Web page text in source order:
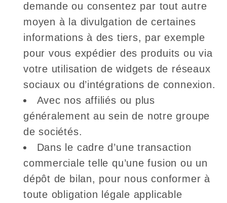
demande ou consentez par tout autre
moyen à la divulgation de certaines
informations à des tiers, par exemple
pour vous expédier des produits ou via
votre utilisation de widgets de réseaux
sociaux ou d’intégrations de connexion.
Avec nos affiliés ou plus
généralement au sein de notre groupe
de sociétés.
Dans le cadre d’une transaction
commerciale telle qu’une fusion ou un
dépôt de bilan, pour nous conformer à
toute obligation légale applicable